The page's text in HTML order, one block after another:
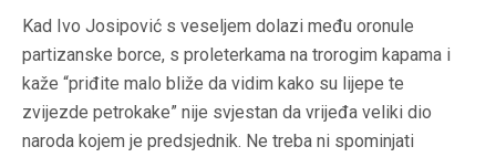
Kad Ivo Josipović s veseljem dolazi među oronule
partizanske borce, s proleterkama na trorogim kapama i
kaže “priđite malo bliže da vidim kako su lijepe te
zvijezde petrokake” nije svjestan da vrijeđa veliki dio
naroda kojem je predsjednik. Ne treba ni spominjati